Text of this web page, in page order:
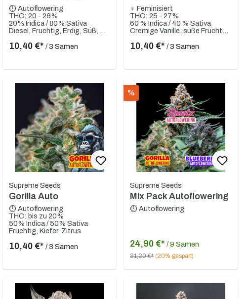
⏱ Autoflowering
THC: 20 - 26%
20% Indica / 80% Sativa
10,40 €* / 3 Samen
♀ Feminisiert
THC: 25 - 27%
60 % Indica / 40 % Sativa
10,40 €*/ 3 Samen
Supreme Seeds
Gorilla Auto
⏱ Autoflowering
THC: bis zu 20%
50% Indica / 50% Sativa
Fruchtig, Kiefer, Zitrus
10,40 €* / 3 Samen
%
Supreme Seeds
Mix Pack Autoflowering
⏱ Autoflowering
24,90 €*/ 9 Samen
31,20 €* (20% gespart)